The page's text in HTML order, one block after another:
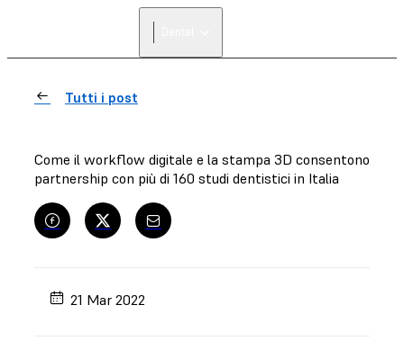
Tutti i post
Come il workflow digitale e la stampa 3D consentono
partnership con più di 160 studi dentistici in Italia
21 Mar 2022